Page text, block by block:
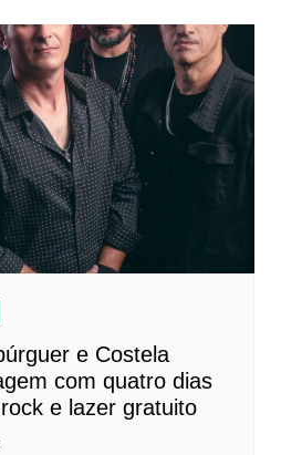
e Costela
com quatro dias
e lazer gratuito